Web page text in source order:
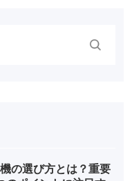
の選び方とは？重要